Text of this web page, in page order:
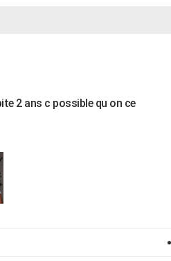
2 ans c possible qu on ce